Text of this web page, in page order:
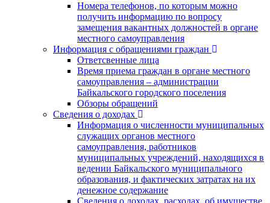
Номера телефонов, по которым можно
получить информацию по вопросу
замещения вакантных должностей в органе
местного самоуправления
Информация с обращениями граждан
Ответсвенные лица
Время приема граждан в органе местного
самоуправления – администрации
Байкальского городского поселения
Обзоры обращений
Сведения о доходах
Информация о численности муниципальных
служащих органов местного
самоуправления, работников
муниципальных учреждений, находящихся в
ведении Байкальского муниципального
образования, и фактических затратах на их
денежное содержание
Сведения о доходах, расходах, об имуществе